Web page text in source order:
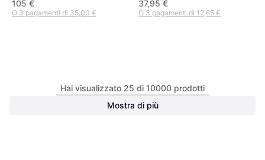
105 €
O 3 pagamenti di 35,00 €
37,95 €
O 3 pagamenti di 12,65 €
Nike Dunk Low Retro M -
Hai visualizzato 25 di 10000 prodotti
Mostra di più